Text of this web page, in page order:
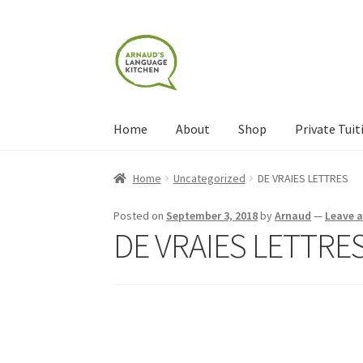
Skip
to
navigation
Skip
to
content
Home About Shop Private
Home About Blog Cart CheckoutContact
ShopTerms and ConditionsCategories
Home Uncategorized DE VRAIES LETTRES
Posted on September 3, 2018byArnaud — Leave
DE VRAIES